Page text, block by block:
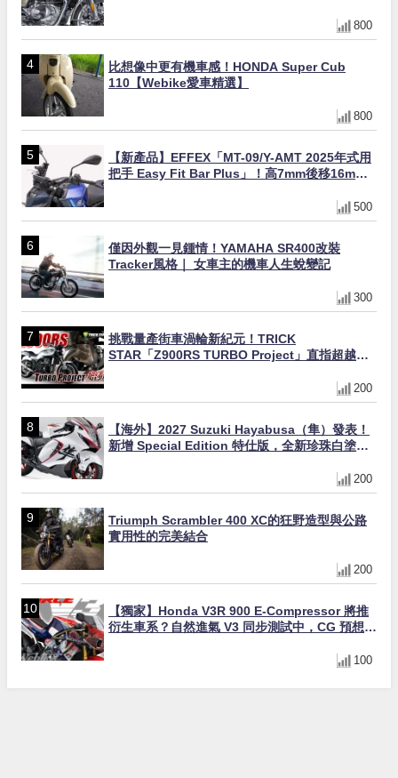
800
比想像中更有機車感！HONDA Super Cub
110【Webike愛車精選】
800
【新產品】EFFEX「MT-09/Y-AMT 2025年式用
把手 Easy Fit Bar Plus」！高7mm後移16mm
500
僅因外觀一見鍾情！YAMAHA SR400改裝
Tracker風格｜ 女車主的機車人生蛻變記
300
挑戰量產街車渦輪新紀元！TRICK
STAR「Z900RS TURBO Project」直指超越
200
【海外】2027 Suzuki Hayabusa（隼）發表！
新增 Special Edition 特仕版，全新珍珠白塗裝
200
Triumph Scrambler 400 XC的狂野造型與公路
實用性的完美結合
200
【獨家】Honda V3R 900 E-Compressor 將推
衍生車系？自然進氣 V3 同步測試中，CG 預想曝
100